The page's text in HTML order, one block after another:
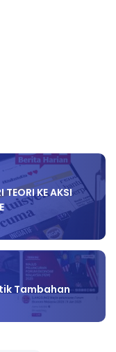
KE AKSI
Tambahan